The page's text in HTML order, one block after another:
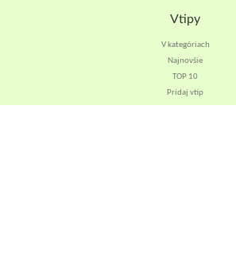
Vtipy
V kategóriach
Najnovšie
TOP 10
Pridaj vtip